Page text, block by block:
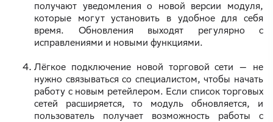
получают уведомления о новой версии модуля,
которые могут установить в удобное для себя
время. Обновления выходят регулярно с
исправлениями и новыми функциями.
Лёгкое подключение новой торговой сети — не
нужно связываться со специалистом, чтобы начать
работу с новым ретейлером. Если список торговых
сетей расширяется, то модуль обновляется, и
пользователь получает возможность работы с